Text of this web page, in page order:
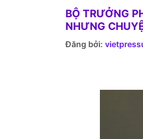
BỘ TRƯỞNG
NHƯNG
Đăng bởi: